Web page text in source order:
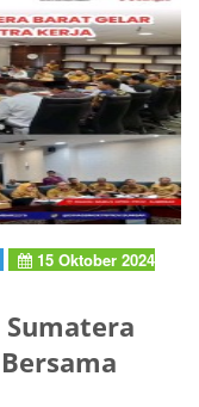
15 Oktober 2024
Sumatera